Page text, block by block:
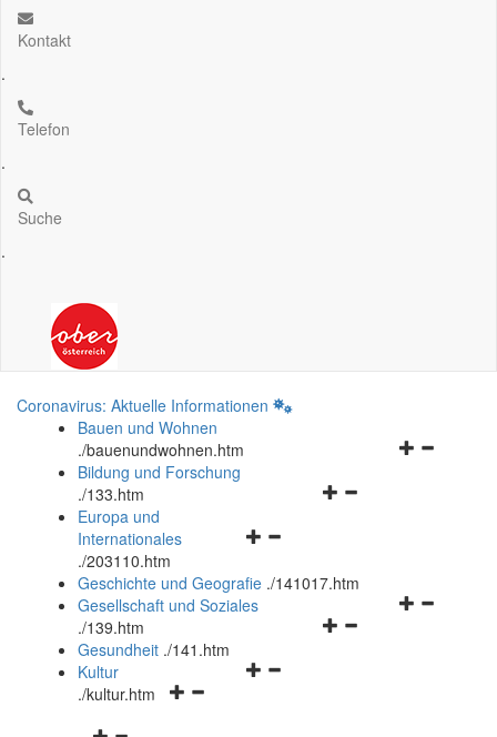
Kontakt
.
Telefon
.
Suche
.
Coronavirus: Aktuelle Informationen
Bauen und Wohnen
./bauenundwohnen.htm
Navigationsmenü
Bildung und Forschung
./133.htm
Navigationsmenü
und
schließen
Europa und
Internationales
./203110.htm
Geschichte und Geografie ./141017.htm
Navigationsmenü
Gesellschaft und Soziales
./139.htm
Navigationsmenü
Gesundheit ./141.htm
Navigationsmenü
Kultur
./kultur.htm